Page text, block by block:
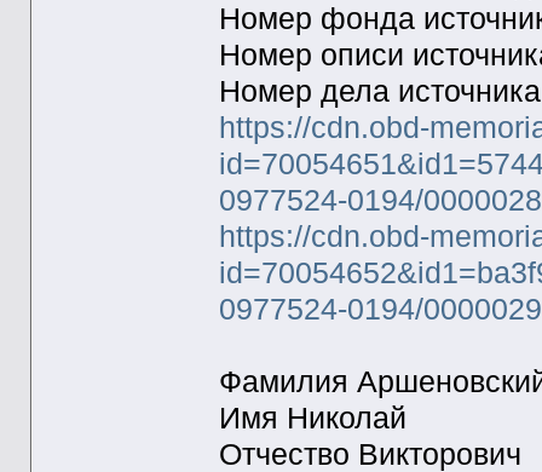
Номер фонда
Номер описи
Номер дела
https://cdn.obd-
0977524-0194/
https://cdn.obd-
0977524-0194/
Фамилия
Имя Николай
Отчество Викторович